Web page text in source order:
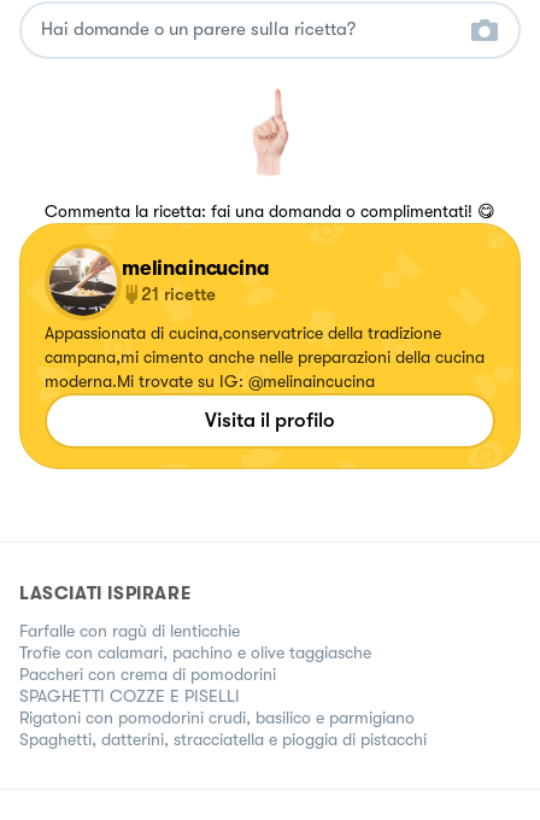
Commenta la ricetta: fai una domanda o complimentati! 😋
melinaincucina
21 ricette
Appassionata di cucina,conservatrice della tradizione
campana,mi cimento anche nelle preparazioni della cucina
moderna.Mi trovate su IG: @melinaincucina
Visita il profilo
LASCIATI ISPIRARE
Farfalle con ragù di lenticchie
Trofie con calamari, pachino e olive taggiasche
Paccheri con crema di pomodorini
SPAGHETTI COZZE E PISELLI
Rigatoni con pomodorini crudi, basilico e parmigiano
Spaghetti, datterini, stracciatella e pioggia di pistacchi